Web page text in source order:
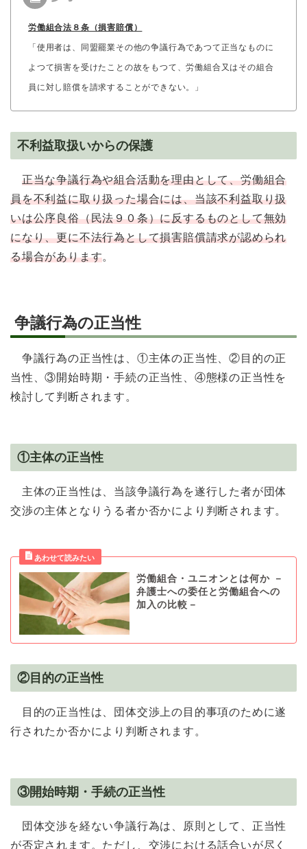
労働組合法８条（損害賠償）
「使用者は、同盟罷業その他の争議行為であつて正当なものに
よつて損害を受けたことの故をもつて、労働組合又はその組合
員に対し賠償を請求することができない。」
不利益取扱いからの保護
正当な争議行為や組合活動を理由として、労働組合
員を不利益に取り扱った場合には、当該不利益取り扱
いは公序良俗（民法９０条）に反するものとして無効
になり、更に不法行為として損害賠償請求が認められ
る場合があります。
争議行為の正当性
争議行為の正当性は、①主体の正当性、②目的の正
当性、③開始時期・手続の正当性、④態様の正当性を
検討して判断されます。
①主体の正当性
主体の正当性は、当該争議行為を遂行した者が団体
交渉の主体となりうる者か否かにより判断されます。
労働組合・ユニオンとは何か －
弁護士への委任と労働組合への
加入の比較－
②目的の正当性
目的の正当性は、団体交渉上の目的事項のために遂
行されたか否かにより判断されます。
③開始時期・手続の正当性
団体交渉を経ない争議行為は、原則として、正当性
が否定されます。ただし、交渉における話合いが尽く